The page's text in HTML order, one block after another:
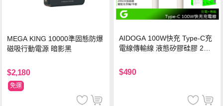
MEGA KING 10000準固態防爆
磁吸行動電源 暗影黑
$2,180
免運
AIDOGA 100W快充 Type-C充
電線傳輸線 液態矽膠硅膠 2M
$490